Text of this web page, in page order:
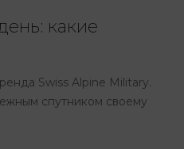
какие
Swiss Alpine Military.
спутником своему